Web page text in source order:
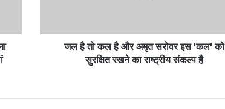
जल है तो कल है और अमृत सरोवर इस 'कल' को
सुरक्षित रखने का राष्ट्रीय संकल्प है